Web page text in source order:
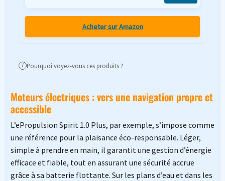
Acheter sur Amazon
i Pourquoi voyez-vous ces produits ?
Moteurs électriques : vers une navigation propre et
accessible
L’ePropulsion Spirit 1.0 Plus, par exemple, s’impose comme
une référence pour la plaisance éco-responsable. Léger,
simple à prendre en main, il garantit une gestion d’énergie
efficace et fiable, tout en assurant une sécurité accrue
grâce à sa batterie flottante. Sur les plans d’eau et dans les